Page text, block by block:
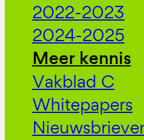
2022-2023
2024-2025
Meer kennis
Vakblad C
Whitepapers